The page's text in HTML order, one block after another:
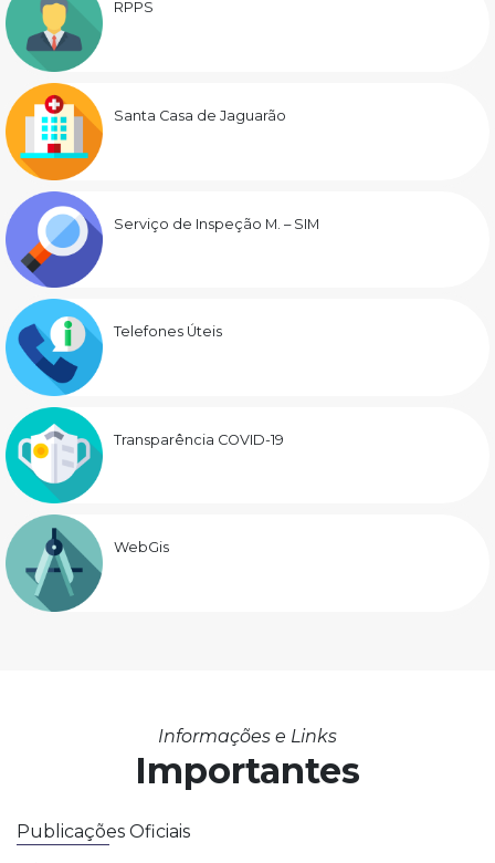
RPPS
Santa Casa de Jaguarão
Serviço de Inspeção M. – SIM
Telefones Úteis
Transparência COVID-19
WebGis
Informações e Links
Importantes
Publicações Oficiais